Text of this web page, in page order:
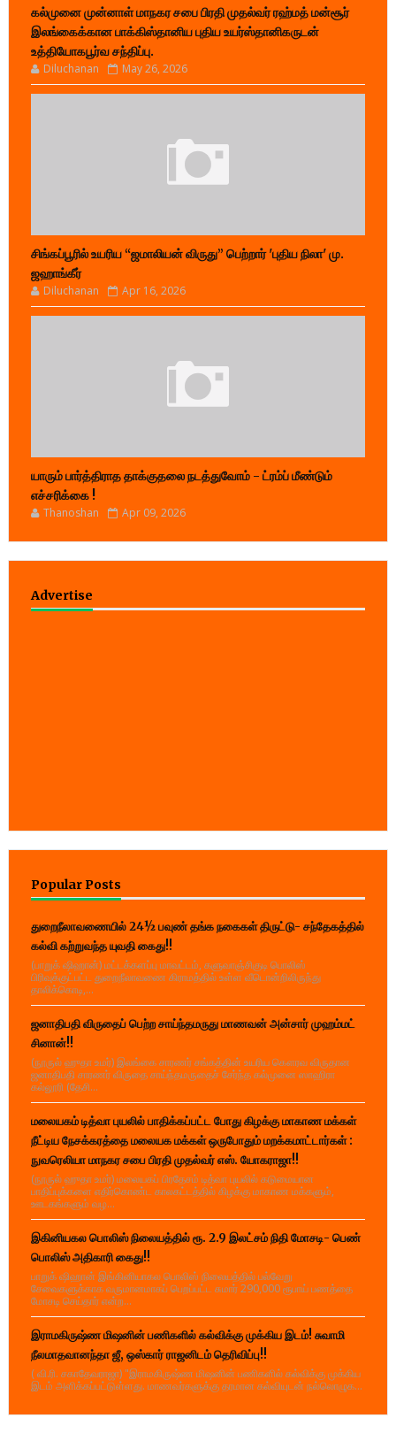
கல்முனை முன்னாள் மாநகர சபை பிரதி முதல்வர் ரஹ்மத் மன்சூர்
இலங்கைக்கான பாக்கிஸ்தானிய புதிய உயர்ஸ்தானிகருடன்
உத்தியோகபூர்வ சந்திப்பு.
Diluchanan May 26, 2026
சிங்கப்பூரில் உயரிய “ஜமாலியன் விருது” பெற்றார் 'புதிய நிலா' மு.
ஜஹாங்கீர்
Diluchanan Apr 16, 2026
யாரும் பார்த்திராத தாக்குதலை நடத்துவோம் - ட்ரம்ப் மீண்டும்
எச்சரிக்கை !
Thanoshan Apr 09, 2026
Advertise
Popular Posts
துறைநீலாவணையில் 24½ பவுண் தங்க நகைகள் திருட்டு- சந்தேகத்தில்
கல்வி கற்றுவந்த யுவதி கைது!!
(பாறுக் ஷிஹான்) மட்டக்களப்பு மாவட்டம், களுவாஞ்சிகுடி பொலிஸ்
பிரிவுக்குட்பட்ட துறைநீலாவணை கிராமத்தில் உள்ள வீடொன்றிலிருந்து
தாலிக்கொடி,...
ஜனாதிபதி விருதைப் பெற்ற சாய்ந்தமருது மாணவன் அன்சார் முஹம்மட்
சினான்!!
(நூருல் ஹுதா உமர்) இலங்கை சாரணர் சங்கத்தின் உயரிய கௌரவ விருதான
ஜனாதிபதி சாரணர் விருதை சாய்ந்தமருதைச் சேர்ந்த கல்முனை ஸாஹிரா
கல்லூரி (தேசி...
மலையகம் டித்வா புயலில் பாதிக்கப்பட்ட போது கிழக்கு மாகாண மக்கள்
நீட்டிய நேசக்கரத்தை மலையக மக்கள் ஒருபோதும் மறக்கமாட்டார்கள் :
நுவரெலியா மாநகர சபை பிரதி முதல்வர் எஸ். யோகராஜா!!
(நூருல் ஹுதா உமர்) மலையகப் பிரதேசம் டித்வா புயலில் கடுமையான
பாதிப்புக்களை எதிர்கொண்ட காலகட்டத்தில் கிழக்கு மாகாண மக்களும்,
ஊடகங்களும் வழ...
இகினியகல பொலிஸ் நிலையத்தில் ரூ. 2.9 இலட்சம் நிதி மோசடி- பெண்
பொலிஸ் அதிகாரி கைது!!
பாறுக் ஷிஹான் இங்கினியாகல பொலிஸ் நிலையத்தில் பல்வேறு
சேவைகளுக்காக வருமானமாகப் பெறப்பட்ட சுமார் 290,000 ரூபாய் பணத்தை
மோசடி செய்தார் என்ற...
இராமகிருஷ்ண மிஷனின் பணிகளில் கல்விக்கு முக்கிய இடம்! சுவாமி
நீலமாதவானந்தா ஜீ, ஒஸ்கார் ராஜனிடம் தெரிவிப்பு!!
( வி.ரி. சகாதேவராஜா) "இராமகிருஷ்ண மிஷனின் பணிகளில் கல்விக்கு முக்கிய
இடம் அளிக்கப்பட்டுள்ளது. மாணவர்களுக்கு தரமான கல்வியுடன் நல்லொழுக...